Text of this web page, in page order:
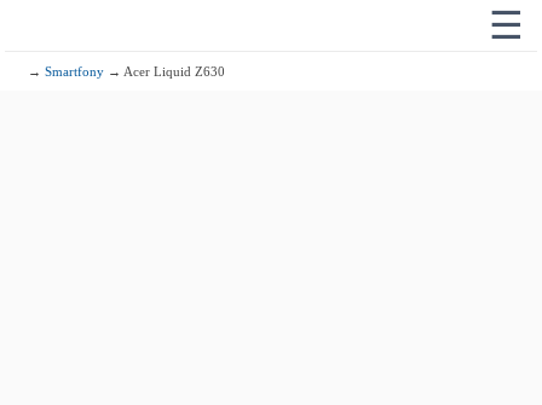
☰
→Smartfony → Acer Liquid Z630